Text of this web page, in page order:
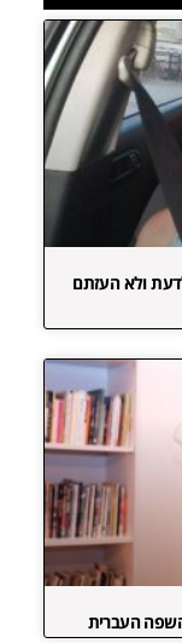
ולא העזתם
השפה העברית